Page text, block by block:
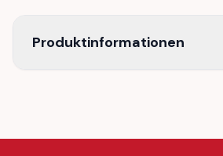
Produktinformationen